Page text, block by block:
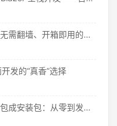
国内免费AI编程工具实测：7款无需翻墙、开箱即用的选择（附2026年7月最新额度）
发的“真香”选择
用 Inno Setup 把 .NET 程序打包成安装包：从零到发布的完整指南